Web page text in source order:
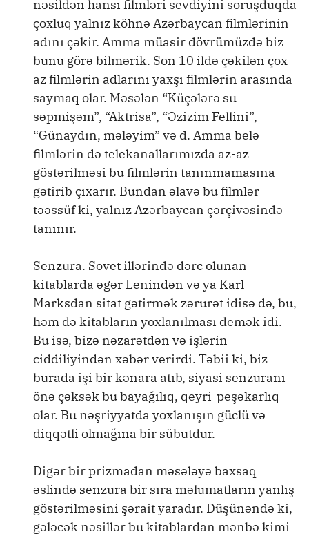
nəsildən hansı filmləri sevdiyini soruşduqda
çoxluq yalnız köhnə Azərbaycan filmlərinin
adını çəkir. Amma müasir dövrümüzdə biz
bunu görə bilmərik. Son 10 ildə çəkilən çox
az filmlərin adlarını yaxşı filmlərin arasında
saymaq olar. Məsələn “Küçələrə su
səpmişəm”, “Aktrisa”, “Əzizim Fellini”,
“Günaydın, mələyim” və d. Amma belə
filmlərin də telekanallarımızda az-az
göstərilməsi bu filmlərin tanınmamasına
gətirib çıxarır. Bundan əlavə bu filmlər
təəssüf ki, yalnız Azərbaycan çərçivəsində
tanınır.
Senzura. Sovet illərində dərc olunan
kitablarda əgər Lenindən və ya Karl
Marksdan sitat gətirmək zərurət idisə də, bu,
həm də kitabların yoxlanılması demək idi.
Bu isə, bizə nəzarətdən və işlərin
ciddiliyindən xəbər verirdi. Təbii ki, biz
burada işi bir kənara atıb, siyasi senzuranı
önə çəksək bu bayağılıq, qeyri-peşəkarlıq
olar. Bu nəşriyyatda yoxlanışın güclü və
diqqətli olmağına bir sübutdur.
Digər bir prizmadan məsələyə baxsaq
əslində senzura bir sıra məlumatların yanlış
göstərilməsini şərait yaradır. Düşünəndə ki,
gələcək nəsillər bu kitablardan mənbə kimi